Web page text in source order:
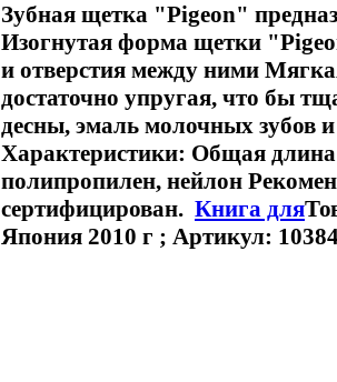
Зубная щетка "Pigeon"
Изогнутая форма щетки
и отверстия между ними
достаточно упругая, что бы
десны, эмаль молочных зубов
Характеристики: Общая
полипропилен, нейлон
сертифицирован. Книга для
Япония 2010 г ; Артикул: